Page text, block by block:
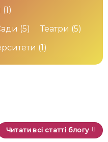
(1)
(5) Театри (5)
(1)
Читати всі статті блогу